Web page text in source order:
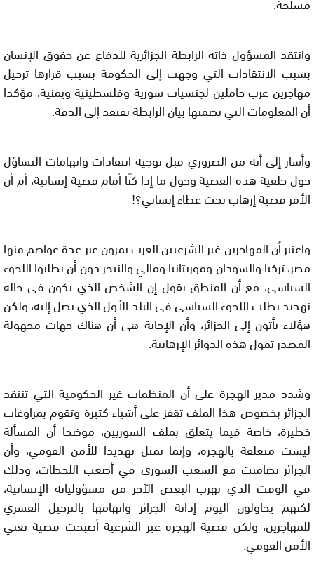
وانتقد المسؤول ذاته الرابطة الجزائرية للدفاع عن حقوق الإنسان
بسبب الانتقادات التي وجهت إلى الحكومة بسبب قرارها ترحيل
مهاجرين عرب حاملين لجنسيات سورية وفلسطينية ويمنية، مؤكدا
أن المعلومات التي تضمنها بيان الرابطة تفتقد إلى الدقة.
وأشار إلى أنه من الضروري قبل توجيه انتقادات واتهامات التساؤل
حول خلفية هذه القضية وحول ما إذا كنّا أمام قضية إنسانية، أم أن
الأمر قضية إرهاب تحت غطاء إنساني؟!
واعتبر أن المهاجرين غير الشرعيين العرب يمرون عبر عدة عواصم منها
مصر، تركيا والسودان وموريتانيا ومالي والنيجر دون أن يطلبوا اللجوء
السياسي، مع أن المنطق يقول إن الشخص الذي يكون في حالة
تهديد يطلب اللجوء السياسي في البلد الأول الذي يصل إليه، ولكن
هؤلاء يأتون إلى الجزائر، وأن الإجابة هي أن هناك جهات مجهولة
المصدر تمول هذه الدوائر الإرهابية.
وشدد مدير الهجرة على أن المنظمات غير الحكومية التي تنتقد
الجزائر بخصوص هذا الملف تقفز على أشياء كثيرة وتقوم بمراوغات
خطيرة، خاصة فيما يتعلق بملف السوريين، موضحا أن المسألة
ليست متعلقة بالهجرة، وإنما تمثل تهديدا للأمن القومي، وأن
الجزائر تضامنت مع الشعب السوري في أصعب اللحظات، وذلك
في الوقت الذي تهرب البعض الآخر من مسؤولياته الإنسانية،
لكنهم يحاولون اليوم إدانة الجزائر واتهامها بالترحيل القسري
للمهاجرين، ولكن قضية الهجرة غير الشرعية أصبحت قضية تعني
الأمن القومي.